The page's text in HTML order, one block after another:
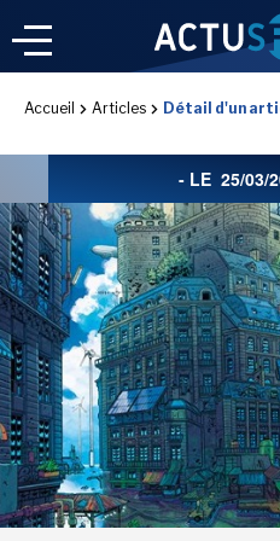
NOSRUBRIQUES
LES
IMAGINALES
Accueil Articles Détail d'un
- LE 25/03/